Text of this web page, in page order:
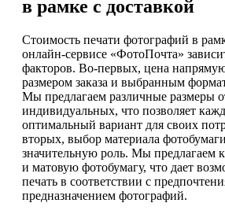
в рамке с доставкой
Стоимость печати фотографий в
онлайн-сервисе «ФотоПочта»
факторов. Во-первых, цена
размером заказа и выбранным
Мы предлагаем различные размеры
индивидуальных, что позволяет
оптимальный вариант для своих
вторых, выбор материала
значительную роль. Мы предлагаем
и матовую фотобумагу, что дает
печать в соответствии с
предназначением фотографий.